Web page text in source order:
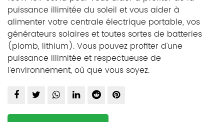
puissance illimitée du soleil et vous aider à
alimenter votre centrale électrique portable, vos
générateurs solaires et toutes sortes de batteries
(plomb, lithium). Vous pouvez profiter d’une
puissance illimitée et respectueuse de
l’environnement, où que vous soyez.
60W 18V utilise des cellules solaires mono de qualité
stratification PET ou ETFE, cousue avec un tissu 600D,